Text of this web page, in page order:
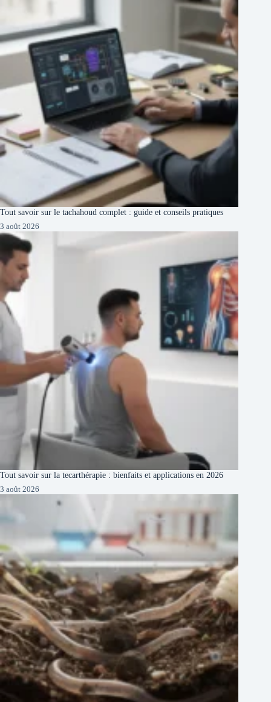
Tout savoir sur le tachahoud complet : guide et conseils pratiques
3 août 2026
Tout savoir sur la tecarthérapie : bienfaits et applications en 2026
3 août 2026